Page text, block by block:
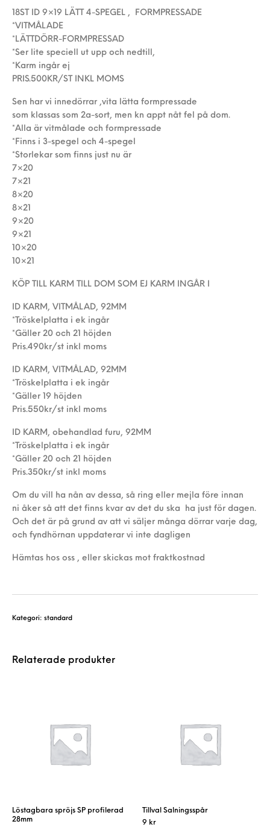
18ST ID 9×19 LÄTT 4-SPEGEL , FORMPRESSADE
*VITMÅLADE
*LÄTTDÖRR-FORMPRESSAD
*Ser lite speciell ut upp och nedtill,
*Karm ingår ej
PRIS.500KR/ST INKL MOMS
Sen har vi innedörrar ,vita lätta formpressade
som klassas som 2a-sort, men kn appt nåt fel på dom.
*Alla är vitmålade och formpressade
*Finns i 3-spegel och 4-spegel
*Storlekar som finns just nu är
7×20
7×21
8×20
8×21
9×20
9×21
10×20
10×21
KÖP TILL KARM TILL DOM SOM EJ KARM INGÅR I
ID KARM, VITMÅLAD, 92MM
*Tröskelplatta i ek ingår
*Gäller 20 och 21 höjden
Pris.490kr/st inkl moms
ID KARM, VITMÅLAD, 92MM
*Tröskelplatta i ek ingår
*Gäller 19 höjden
Pris.550kr/st inkl moms
ID KARM, obehandlad furu, 92MM
*Tröskelplatta i ek ingår
*Gäller 20 och 21 höjden
Pris.350kr/st inkl moms
Om du vill ha nån av dessa, så ring eller mejla före innan
ni åker så att det finns kvar av det du ska ha just för dagen.
Och det är på grund av att vi säljer många dörrar varje dag,
och fyndhörnan uppdaterar vi inte dagligen
Hämtas hos oss , eller skickas mot fraktkostnad
Kategori:standard
Relaterade produkter
Löstagbara spröjs SP profilerad
28mm
Tillval Salningsspår
9 kr